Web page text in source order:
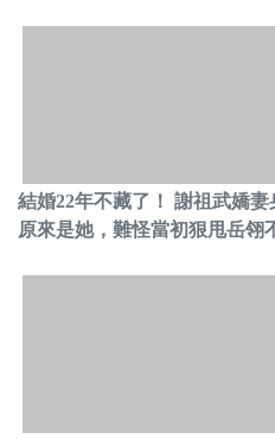
結婚22年不藏了！ 謝祖武嬌
原來是她，難怪當初狠甩岳翎